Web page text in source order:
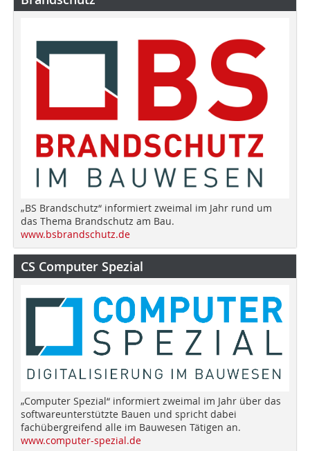
„BS Brandschutz“ informiert zweimal im Jahr rund um
das Thema Brandschutz am Bau.
www.bsbrandschutz.de
CS Computer Spezial
„Computer Spezial“ informiert zweimal im Jahr über das
softwareunterstützte Bauen und spricht dabei
fachübergreifend alle im Bauwesen Tätigen an.
www.computer-spezial.de